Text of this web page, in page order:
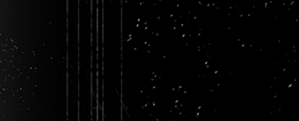
Редагування фото
ювелірних виробів
Дані для навчання ШІ